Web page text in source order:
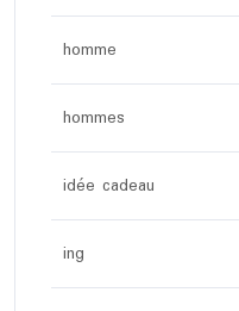
homme
hommes
idée cadeau
ing